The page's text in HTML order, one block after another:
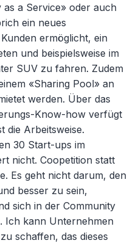
as a Service» oder auch
ein neues
ermöglicht, ein
und beispielsweise im
SUV zu fahren. Zudem
«Sharing Pool» an
werden. Über das
Know-how verfügt
die Arbeitsweise.
30 Start-ups im
nicht. Coopetition statt
Es geht nicht darum, den
besser zu sein,
sich in der Community
Ich kann Unternehmen
schaffen, das dieses